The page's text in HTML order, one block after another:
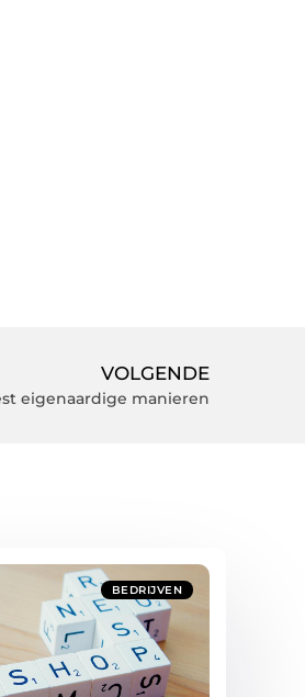
VOLGENDE
eigenaardige manieren
BEDRIJVEN